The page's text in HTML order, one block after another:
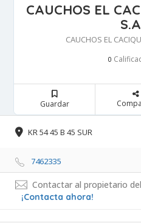
CAUCHOS EL
CAUCHOS EL
0
Guardar
KR 54 45 B 45 SUR
7462335
Contactar al propietario
¡Contacta ahora!